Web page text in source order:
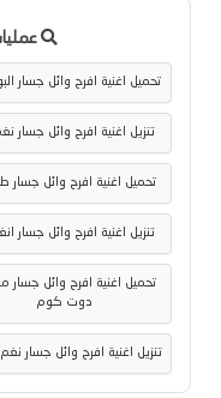
تحميل اغنية افرح وائل جسار
تنزيل اغنية افرح وائل جسار
تحميل اغنية افرح وائل جسار
تنزيل اغنية افرح وائل جسار
تحميل اغنية افرح وائل جسار
دوت كوم
تنزيل اغنية افرح وائل جسار